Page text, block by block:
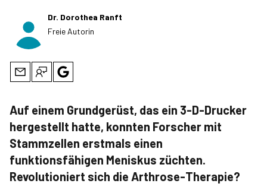
Dr. Dorothea Ranft
Freie Autorin
Auf einem Grundgerüst, das ein 3-D-Drucker
hergestellt hatte, konnten Forscher mit
Stammzellen erstmals einen
funktionsfähigen Meniskus züchten.
Revolutioniert sich die Arthrose-Therapie?